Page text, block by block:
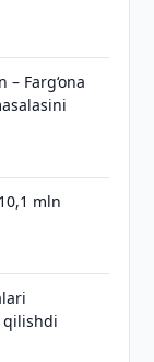
– Farg‘ona
mln
qilishdi